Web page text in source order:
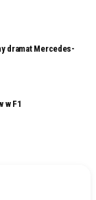
dramat Mercedes-
w F1